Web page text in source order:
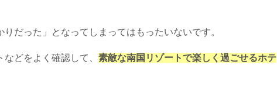
だった」となってしまってはもったいないです。
どをよく確認して、 素敵な南国リゾートで楽しく過ごせるホテ